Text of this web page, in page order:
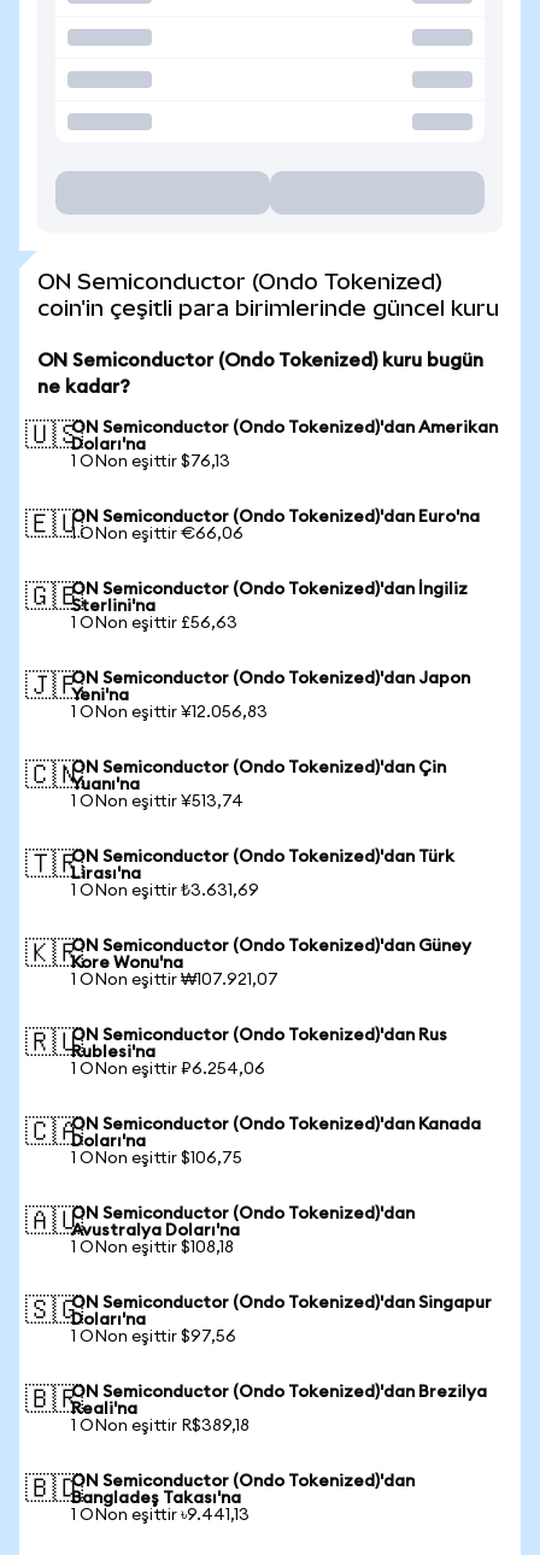
ON Semiconductor (Ondo Tokenized)
coin'in çeşitli para birimlerinde güncel kuru
ON Semiconductor (Ondo Tokenized) kuru bugün
ne kadar?
🇺🇸ON Semiconductor (Ondo Tokenized)'dan Amerikan
Doları'na
1 ONon eşittir $76,13
🇪🇺ON Semiconductor (Ondo Tokenized)'dan Euro'na
1 ONon eşittir €66,06
🇬🇧ON Semiconductor (Ondo Tokenized)'dan İngiliz
Sterlini'na
1 ONon eşittir £56,63
🇯🇵ON Semiconductor (Ondo Tokenized)'dan Japon
Yeni'na
1 ONon eşittir ¥12.056,83
🇨🇳ON Semiconductor (Ondo Tokenized)'dan Çin
Yuanı'na
1 ONon eşittir ¥513,74
🇹🇷ON Semiconductor (Ondo Tokenized)'dan Türk
Lirası'na
1 ONon eşittir ₺3.631,69
🇰🇷ON Semiconductor (Ondo Tokenized)'dan Güney
Kore Wonu'na
1 ONon eşittir ₩107.921,07
🇷🇺ON Semiconductor (Ondo Tokenized)'dan Rus
Rublesi'na
1 ONon eşittir ₽6.254,06
🇨🇦ON Semiconductor (Ondo Tokenized)'dan Kanada
Doları'na
1 ONon eşittir $106,75
🇦🇺ON Semiconductor (Ondo Tokenized)'dan
Avustralya Doları'na
1 ONon eşittir $108,18
🇸🇬ON Semiconductor (Ondo Tokenized)'dan Singapur
Doları'na
1 ONon eşittir $97,56
🇧🇷ON Semiconductor (Ondo Tokenized)'dan Brezilya
Reali'na
1 ONon eşittir R$389,18
🇧🇩ON Semiconductor (Ondo Tokenized)'dan
Bangladeş Takası'na
1 ONon eşittir ৳9.441,13